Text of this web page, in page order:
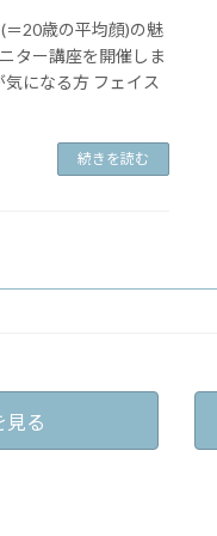
＝20歳の平均顔)の魅
ター講座を開催しま
になる方 フェイス
続きを読む
見る